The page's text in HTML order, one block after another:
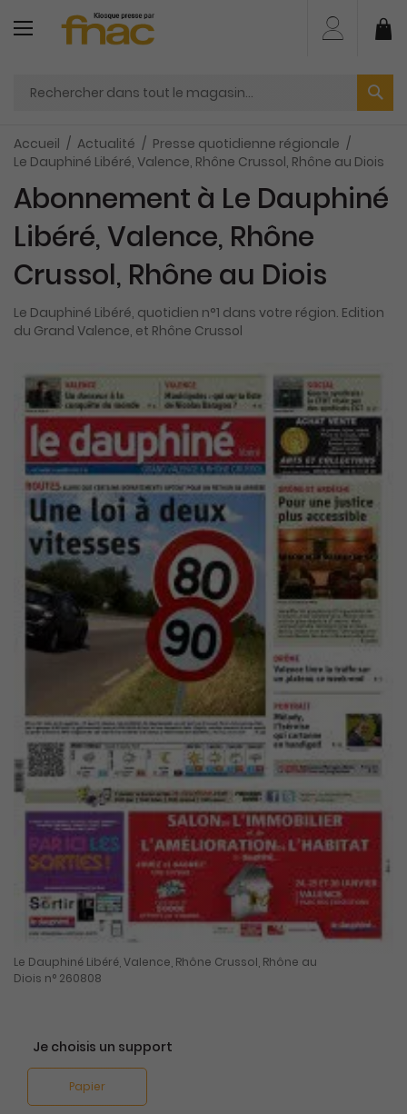
contenu
Accueil Actualité
Presse quotidienne régionale
Le Dauphiné Libéré, Valence, Rhône Crussol, Rhône au Diois
Le Dauphiné Libéré, Valence, Rhône Crussol, Rhône au
Diois n° 260808
Abonnement à Le Dauphiné
Libéré, Valence, Rhône
Crussol, Rhône au Diois
Le Dauphiné Libéré, quotidien n°1 dans votre région. Edition
du Grand Valence, et Rhône Crussol
Je choisis un support
Papier